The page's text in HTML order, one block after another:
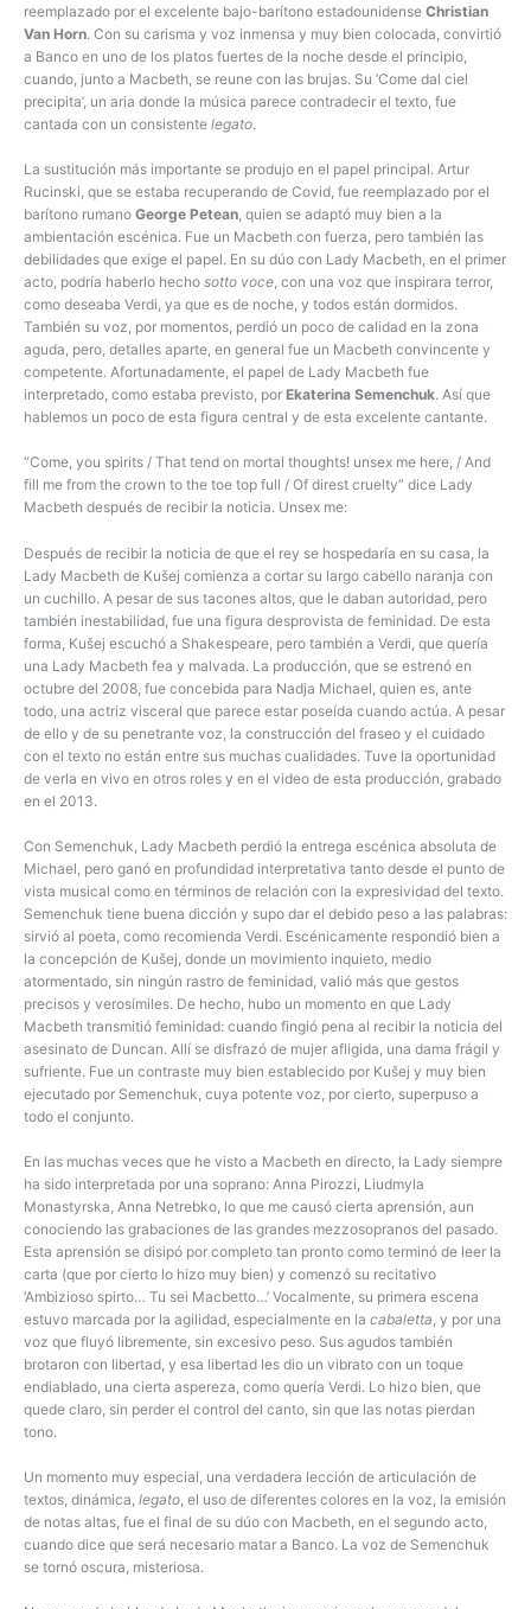
reemplazado por el excelente bajo-barítono estadounidense Christian
Van Horn. Con su carisma y voz inmensa y muy bien colocada, convirtió
a Banco en uno de los platos fuertes de la noche desde el principio,
cuando, junto a Macbeth, se reune con las brujas. Su ‘Come dal ciel
precipita’, un aria donde la música parece contradecir el texto, fue
cantada con un consistente legato.
La sustitución más importante se produjo en el papel principal. Artur
Rucinski, que se estaba recuperando de Covid, fue reemplazado por el
barítono rumano George Petean, quien se adaptó muy bien a la
ambientación escénica. Fue un Macbeth con fuerza, pero también las
debilidades que exige el papel. En su dúo con Lady Macbeth, en el primer
acto, podría haberlo hecho sotto voce, con una voz que inspirara terror,
como deseaba Verdi, ya que es de noche, y todos están dormidos.
También su voz, por momentos, perdió un poco de calidad en la zona
aguda, pero, detalles aparte, en general fue un Macbeth convincente y
competente. Afortunadamente, el papel de Lady Macbeth fue
interpretado, como estaba previsto, por Ekaterina Semenchuk. Así que
hablemos un poco de esta figura central y de esta excelente cantante.
“Come, you spirits / That tend on mortal thoughts! unsex me here, / And
fill me from the crown to the toe top full / Of direst cruelty” dice Lady
Macbeth después de recibir la noticia. Unsex me:
Después de recibir la noticia de que el rey se hospedaría en su casa, la
Lady Macbeth de Kušej comienza a cortar su largo cabello naranja con
un cuchillo. A pesar de sus tacones altos, que le daban autoridad, pero
también inestabilidad, fue una figura desprovista de feminidad. De esta
forma, Kušej escuchó a Shakespeare, pero también a Verdi, que quería
una Lady Macbeth fea y malvada. La producción, que se estrenó en
octubre del 2008, fue concebida para Nadja Michael, quien es, ante
todo, una actriz visceral que parece estar poseída cuando actúa. A pesar
de ello y de su penetrante voz, la construcción del fraseo y el cuidado
con el texto no están entre sus muchas cualidades. Tuve la oportunidad
de verla en vivo en otros roles y en el video de esta producción, grabado
en el 2013.
Con Semenchuk, Lady Macbeth perdió la entrega escénica absoluta de
Michael, pero ganó en profundidad interpretativa tanto desde el punto de
vista musical como en términos de relación con la expresividad del texto.
Semenchuk tiene buena dicción y supo dar el debido peso a las palabras:
sirvió al poeta, como recomienda Verdi. Escénicamente respondió bien a
la concepción de Kušej, donde un movimiento inquieto, medio
atormentado, sin ningún rastro de feminidad, valió más que gestos
precisos y verosímiles. De hecho, hubo un momento en que Lady
Macbeth transmitió feminidad: cuando fingió pena al recibir la noticia del
asesinato de Duncan. Allí se disfrazó de mujer afligida, una dama frágil y
sufriente. Fue un contraste muy bien establecido por Kušej y muy bien
ejecutado por Semenchuk, cuya potente voz, por cierto, superpuso a
todo el conjunto.
En las muchas veces que he visto a Macbeth en directo, la Lady siempre
ha sido interpretada por una soprano: Anna Pirozzi, Liudmyla
Monastyrska, Anna Netrebko, lo que me causó cierta aprensión, aun
conociendo las grabaciones de las grandes mezzosopranos del pasado.
Esta aprensión se disipó por completo tan pronto como terminó de leer la
carta (que por cierto lo hizo muy bien) y comenzó su recitativo
‘Ambizioso spirto… Tu sei Macbetto…’ Vocalmente, su primera escena
estuvo marcada por la agilidad, especialmente en la cabaletta , y por una
voz que fluyó libremente, sin excesivo peso. Sus agudos también
brotaron con libertad, y esa libertad les dio un vibrato con un toque
endiablado, una cierta aspereza, como quería Verdi. Lo hizo bien, que
quede claro, sin perder el control del canto, sin que las notas pierdan
tono.
Un momento muy especial, una verdadera lección de articulación de
textos, dinámica, legato, el uso de diferentes colores en la voz, la emisión
de notas altas, fue el final de su dúo con Macbeth, en el segundo acto,
cuando dice que será necesario matar a Banco. La voz de Semenchuk
se tornó oscura, misteriosa.